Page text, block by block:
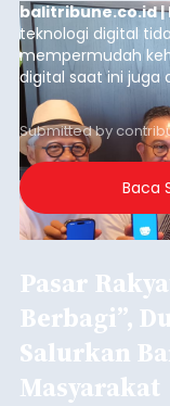
balitribune.co.id |
teknologi digital
mempermudah
digital saat ini juga
dan mengelola
sekolah, salah
Denpasar.
Submitted by
Baca
Pasar
Berbagi”,
Salurkan
Masyarakat